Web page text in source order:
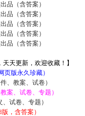
品（含答案）
品（含答案）
品（含答案）
品（含答案）
品（含答案）
天更新，欢迎收藏！】
版永久珍藏）
、教案、试卷）
案、试卷、专题）
试卷、专题）
，含答案）